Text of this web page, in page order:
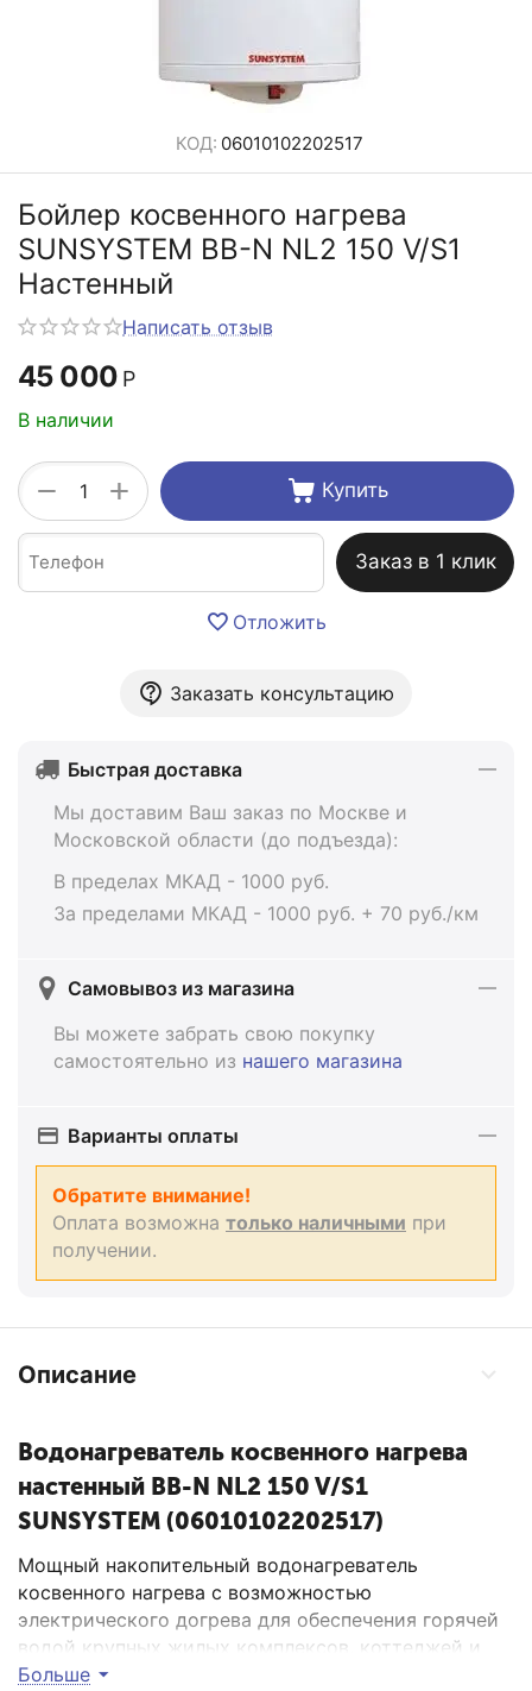
КОД: 06010102202517
Бойлер косвенного нагрева
SUNSYSTEM BB-N NL2 150 V/S1
Настенный
Написать отзыв
45 000 Р
В наличии
+
− Купить
Заказ в 1 клик
Отложить
Заказать консультацию
Быстрая доставка
Мы доставим Ваш заказ по Москве и
Московской области (до подъезда):
В пределах МКАД - 1000 руб.
За пределами МКАД - 1000 руб. + 70 руб./км
Самовывоз из магазина
Вы можете забрать свою покупку
самостоятельно из нашего магазина
Варианты оплаты
Обратите внимание!
Оплата возможна только наличными при
получении.
Описание
Водонагреватель косвенного нагрева
настенный BB-N NL2 150 V/S1
SUNSYSTEM (06010102202517)
Мощный накопительный водонагреватель
косвенного нагрева с возможностью
электрического догрева для обеспечения горячей
водой крупных жилых комплексов, коттеджей и
коммерческих объектов.
Больше